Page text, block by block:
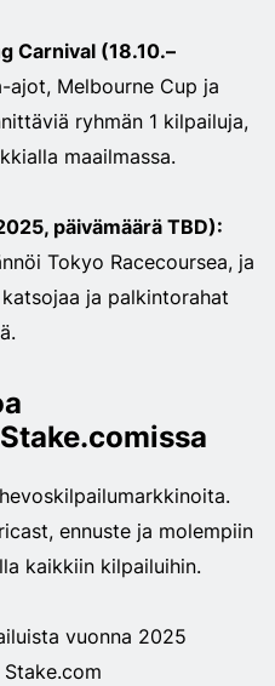
Carnival (18.10.–
ajot, Melbourne Cup ja
ryhmän 1 kilpailuja,
maailmassa.
päivämäärä TBD):
Tokyo Racecoursea, ja
ja palkintorahat
ennuste ja molempiin
kaikkiin kilpailuihin.
vuonna 2025